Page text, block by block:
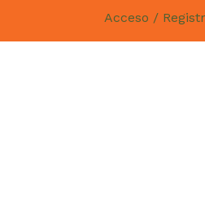
Acceso /